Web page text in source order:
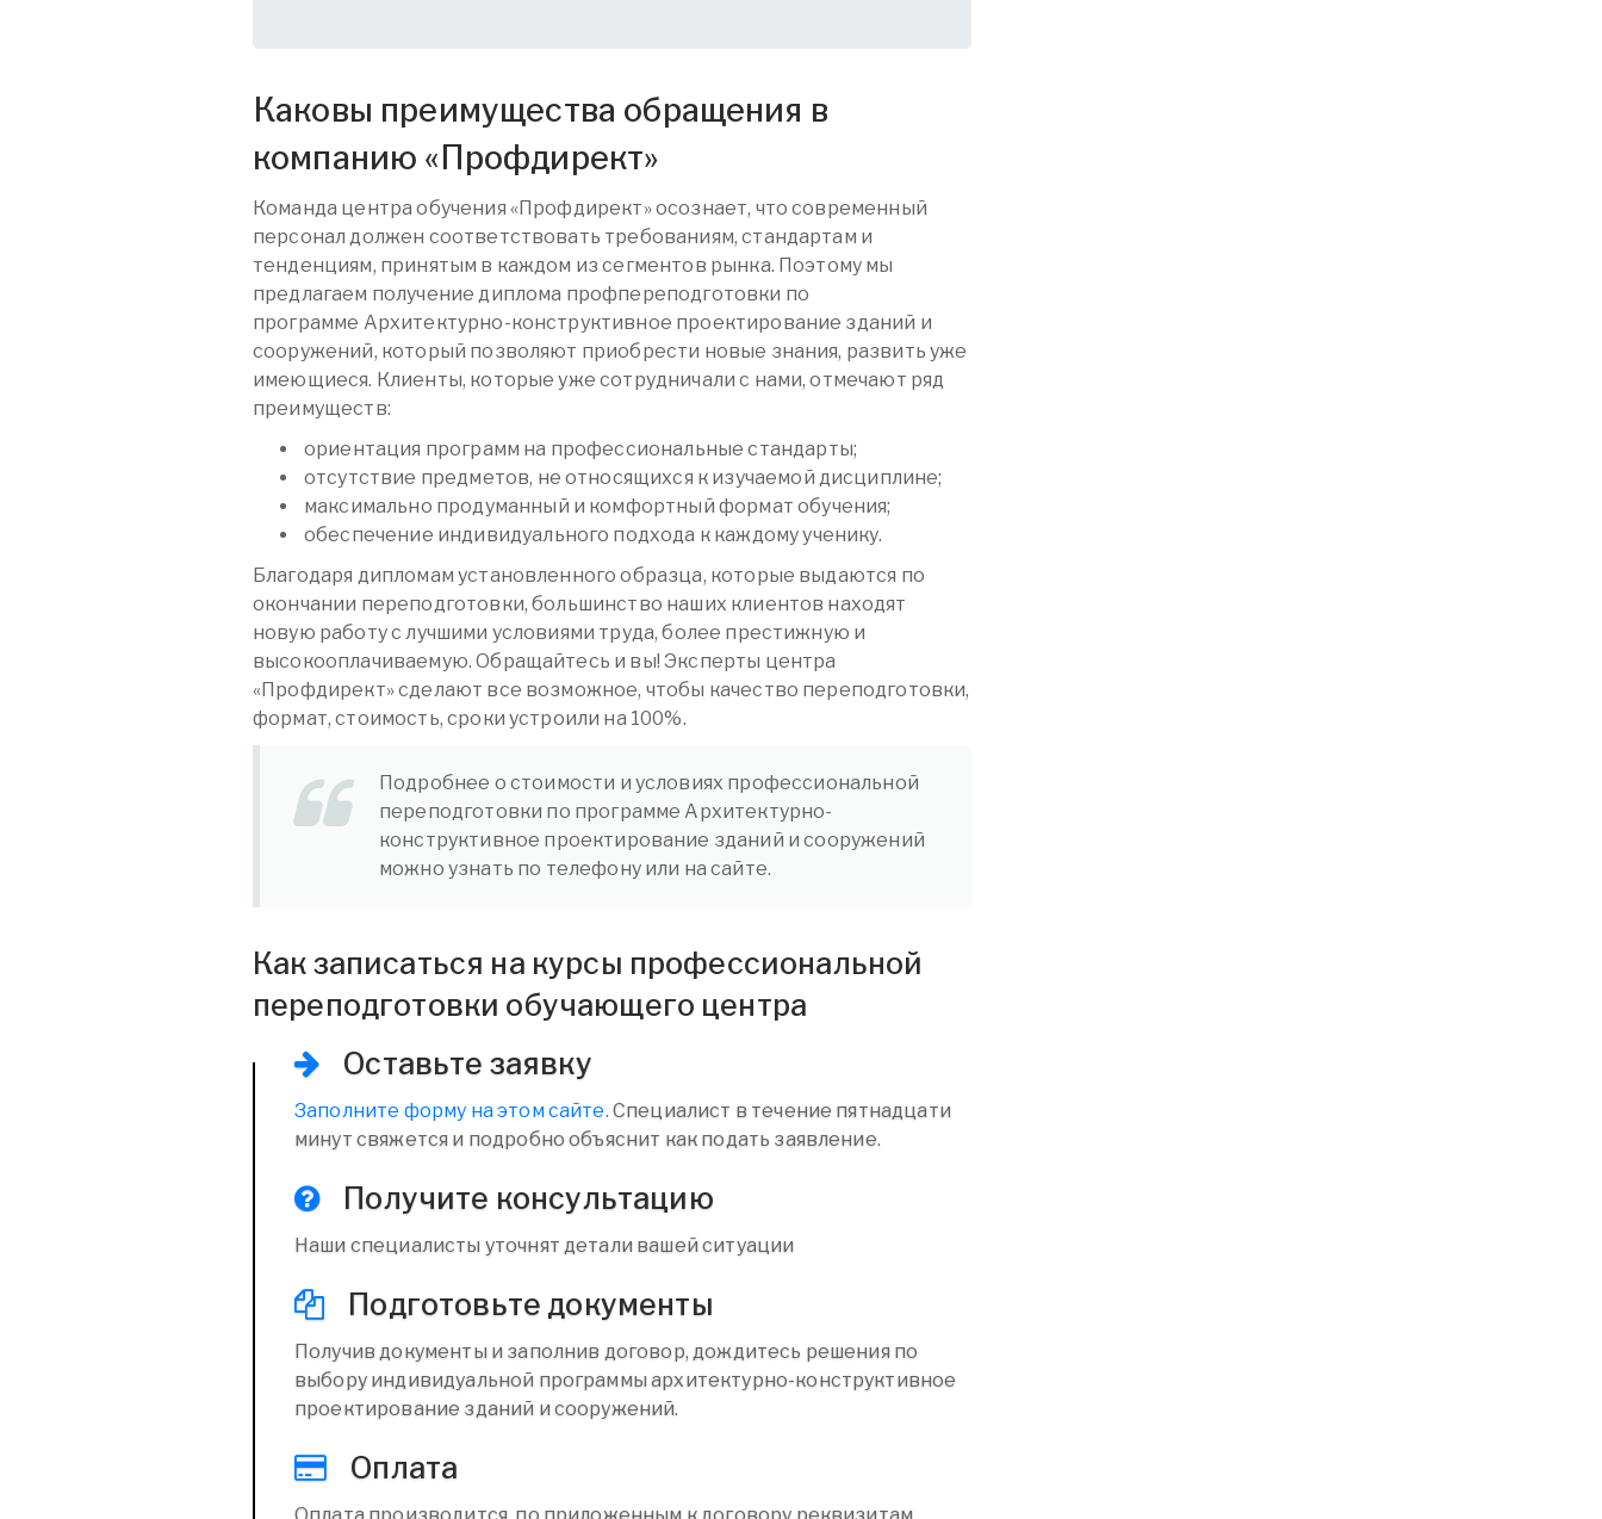
Каковы преимущества обращения в
компанию « Профдирект»
Команда центра обучения «Профдирект» осознает, что современный
персонал должен соответствовать требованиям, стандартам и
тенденциям, принятым в каждом из сегментов рынка. Поэтому мы
предлагаем получение диплома профпереподготовки по
программе Архитектурно-конструктивное проектирование зданий и
сооружений, который позволяют приобрести новые знания, развить уже
имеющиеся. Клиенты, которые уже сотрудничали с нами, отмечают ряд
преимуществ:
ориентация программ на профессиональные стандарты;
отсутствие предметов, не относящихся к изучаемой дисциплине;
максимально продуманный и комфортный формат обучения;
обеспечение индивидуального подхода к каждому ученику.
Благодаря дипломам установленного образца, которые выдаются по
окончании переподготовки, большинство наших клиентов находят
новую работу с лучшими условиями труда, более престижную и
высокооплачиваемую. Обращайтесь и вы! Эксперты центра
«Профдирект» сделают все возможное, чтобы качество переподготовки,
формат, стоимость, сроки устроили на 100%.
Подробнее о стоимости и условиях профессиональной
переподготовки по программе Архитектурно-
конструктивное проектирование зданий и сооружений
можно узнать по телефону или на сайте.
Как записаться на курсы профессиональной
переподготовки обучающего центра
Оставьте заявку
Заполните форму на этом сайте. Специалист в течение пятнадцати
минут свяжется и подробно объяснит как подать заявление.
Получите консультацию
Наши специалисты уточнят детали вашей ситуации
Подготовьте документы
Получив документы и заполнив договор, дождитесь решения по
выбору индивидуальной программы архитектурно-конструктивное
проектирование зданий и сооружений.
Оплата